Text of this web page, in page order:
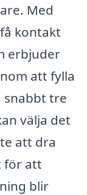
Med
kontakt
erbjuder
att fylla
snabbt tre
välja det
att dra
för att
blir